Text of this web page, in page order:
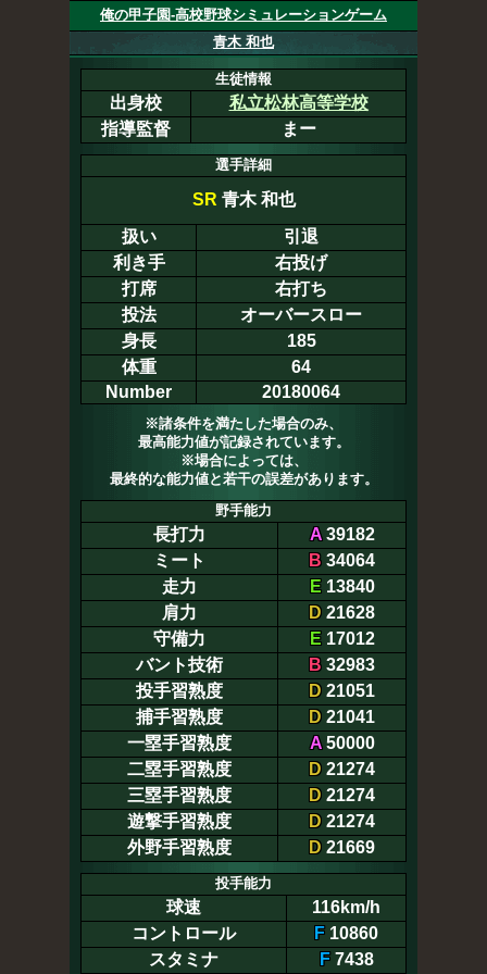
俺の甲子園-高校野球シミュレーションゲーム
青木 和也
生徒情報
出身校
私立松林高等学校
指導監督
まー
選手詳細
SR 青木 和也
扱い
引退
利き手
右投げ
打席
右打ち
投法
オーバースロー
身長
185
体重
64
Number
20180064
※諸条件を満たした場合のみ、
最高能力値が記録されています。
※場合によっては、
最終的な能力値と若干の誤差があります。
野手能力
長打力 A39182
ミート
B 34064
走力
E13840
肩力
D 21628
守備力
E17012
バント技術
B 32983
投手習熟度
D 21051
捕手習熟度
D 21041
一塁手習熟度
A50000
二塁手習熟度
D 21274
三塁手習熟度
D 21274
遊撃手習熟度
D 21274
外野手習熟度
D 21669
投手能力
球速
116km/h
コントロール
F 10860
スタミナ
F7438